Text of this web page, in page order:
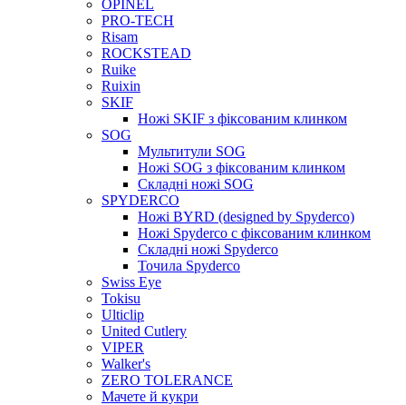
OPINEL
PRO-TECH
Risam
ROCKSTEAD
Ruike
Ruixin
SKIF
Ножі SKIF з фіксованим клинком
SOG
Мультитули SOG
Ножі SOG з фіксованим клинком
Складні ножі SOG
SPYDERCO
Ножі BYRD (designed by Spyderco)
Ножі Spyderco c фіксованим клинком
Складні ножі Spyderco
Точила Spyderco
Swiss Eye
Tokisu
Ulticlip
United Cutlery
VIPER
Walker's
ZERO TOLERANCE
Мачете й кукри